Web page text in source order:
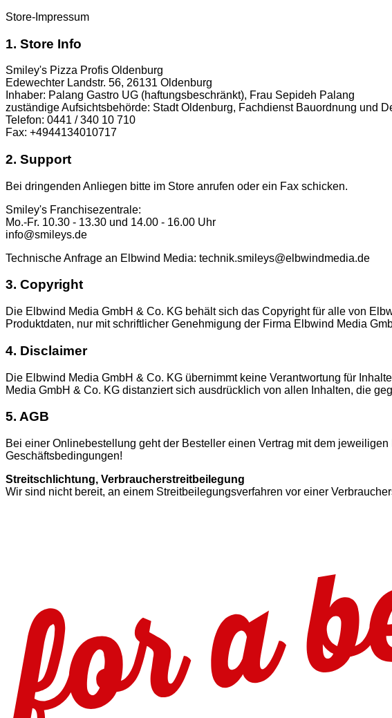
Store-Impressum
1. Store Info
Smiley's Pizza Profis Oldenburg
Edewechter Landstr. 56, 26131 Oldenburg
Inhaber: Palang Gastro UG (haftungsbeschränkt), Frau Sepideh Palang
zuständige Aufsichtsbehörde: Stadt Oldenburg, Fachdienst Bauordnung und
Telefon: 0441 / 340 10 710
Fax: +4944134010717
2. Support
Bei dringenden Anliegen bitte im Store anrufen oder ein Fax schicken.
Smiley's Franchisezentrale:
Mo.-Fr. 10.30 - 13.30 und 14.00 - 16.00 Uhr
info@smileys.de
Technische Anfrage an Elbwind Media: technik.smileys@elbwindmedia.de
3. Copyright
Die Elbwind Media GmbH & Co. KG behält sich das Copyright für alle von
Produktdaten, nur mit schriftlicher Genehmigung der Firma Elbwind Media
4. Disclaimer
Die Elbwind Media GmbH & Co. KG übernimmt keine Verantwortung für
Media GmbH & Co. KG distanziert sich ausdrücklich von allen Inhalten, die
5. AGB
Bei einer Onlinebestellung geht der Besteller einen Vertrag mit dem
Geschäftsbedingungen!
Streitschlichtung, Verbraucherstreitbeilegung
Wir sind nicht bereit, an einem Streitbeilegungsverfahren vor einer